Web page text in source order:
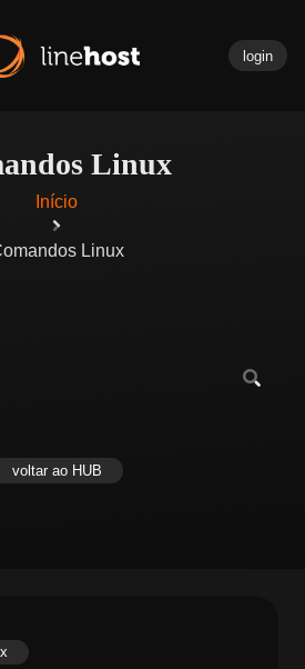
login
Linux
Início
Linux
voltar ao HUB